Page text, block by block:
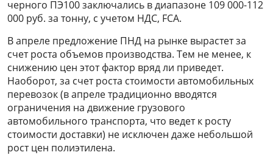
черного ПЭ100 заключались в диапазоне 109 000-112
000 руб. за тонну, с учетом НДС, FCA.
В апреле предложение ПНД на рынке вырастет за
счет роста объемов производства. Тем не менее, к
снижению цен этот фактор вряд ли приведет.
Наоборот, за счет роста стоимости автомобильных
перевозок (в апреле традиционно вводятся
ограничения на движение грузового
автомобильного транспорта, что ведет к росту
стоимости доставки) не исключен даже небольшой
рост цен полиэтилена.